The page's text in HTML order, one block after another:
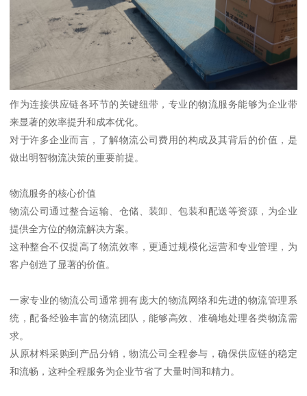
作为连接供应链各环节的关键纽带，专业的物流服务能够为企业带
来显著的效率提升和成本优化。
对于许多企业而言，了解物流公司费用的构成及其背后的价值，是
做出明智物流决策的重要前提。
物流服务的核心价值
物流公司通过整合运输、仓储、装卸、包装和配送等资源，为企业
提供全方位的物流解决方案。
这种整合不仅提高了物流效率，更通过规模化运营和专业管理，为
客户创造了显著的价值。
一家专业的物流公司通常拥有庞大的物流网络和先进的物流管理系
统，配备经验丰富的物流团队，能够高效、准确地处理各类物流需
求。
从原材料采购到产品分销，物流公司全程参与，确保供应链的稳定
和流畅，这种全程服务为企业节省了大量时间和精力。